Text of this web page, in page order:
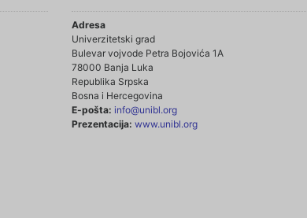
Adresa
Univerzitetski grad
Bulevar vojvode Petra Bojovića 1A
78000 Banja Luka
Republika Srpska
Bosna i Hercegovina
E-pošta: info@unibl.org
Prezentacija: www.unibl.org